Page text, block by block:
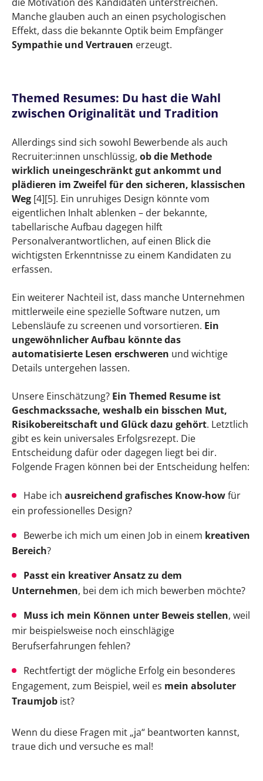
Manche glauben auch an einen psychologischen
Effekt, dass die bekannte Optik beim Empfänger
Sympathie und Vertrauen erzeugt.
Themed Resumes: Du hast die Wahl
zwischen Originalität und Tradition
Allerdings sind sich sowohl Bewerbende als auch
Recruiter:innen unschlüssig, ob die Methode
wirklich uneingeschränkt gut ankommt und
plädieren im Zweifel für den sicheren, klassischen
Weg [4][5]. Ein unruhiges Design könnte vom
eigentlichen Inhalt ablenken – der bekannte,
tabellarische Aufbau dagegen hilft
Personalverantwortlichen, auf einen Blick die
wichtigsten Erkenntnisse zu einem Kandidaten zu
erfassen.
Ein weiterer Nachteil ist, dass manche Unternehmen
mittlerweile eine spezielle Software nutzen, um
Lebensläufe zu screenen und vorsortieren. Ein
ungewöhnlicher Aufbau könnte das
automatisierte Lesen erschweren und wichtige
Details untergehen lassen.
Unsere Einschätzung? Ein Themed Resume ist
Geschmackssache, weshalb ein bisschen Mut,
Risikobereitschaft und Glück dazu gehört. Letztlich
gibt es kein universales Erfolgsrezept. Die
Entscheidung dafür oder dagegen liegt bei dir.
Folgende Fragen können bei der Entscheidung helfen:
Habe ich ausreichend grafisches Know-howfür
ein professionelles Design?
Bewerbe ich mich um einen Job in einem kreativen
Bereich?
Passt ein kreativer Ansatz zu dem
Unternehmen, bei dem ich mich bewerben möchte?
Muss ich mein Können unter Beweis stellen, weil
mir beispielsweise noch einschlägige
Berufserfahrungen fehlen?
Rechtfertigt der mögliche Erfolg ein besonderes
Engagement, zum Beispiel, weil es mein absoluter
Traumjob ist?
Wenn du diese Fragen mit „ja“ beantworten kannst,
traue dich und versuche es mal!